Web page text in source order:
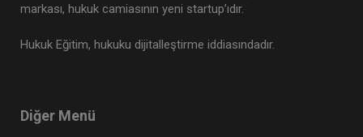
markası, hukuk camiasının yeni startup’ıdır.
Hukuk Eğitim, hukuku dijitalleştirme iddiasındadır.
Diğer Menü